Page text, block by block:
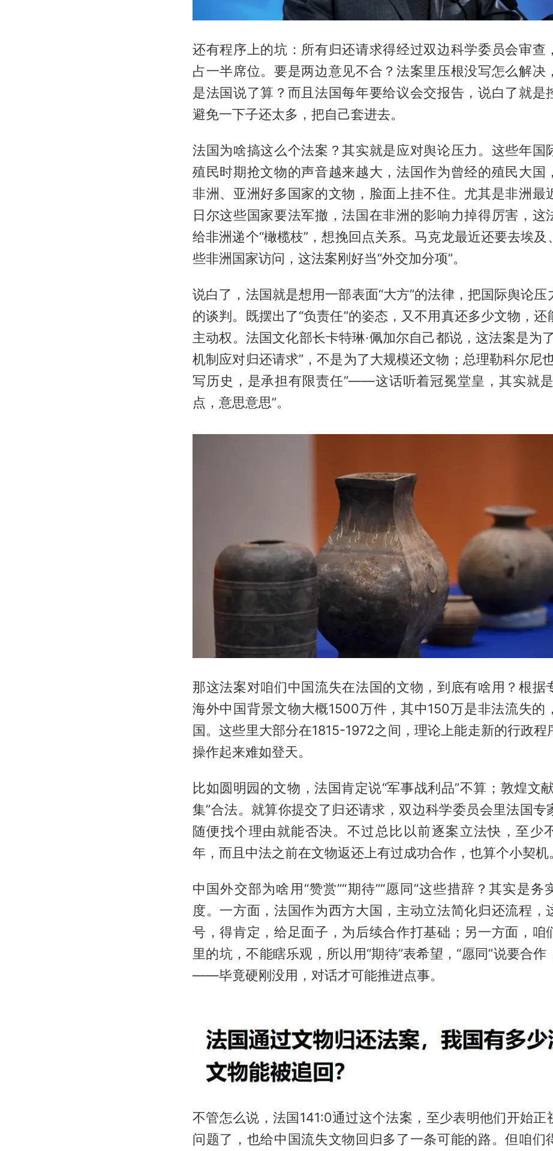
还有程序上的坑：所有归还请求得经过双边科学委员会审查
占一半席位。要是两边意见不合？法案里压根没写怎么解决
是法国说了算？而且法国每年要给议会交报告，说白了就是
避免一下子还太多，把自己套进去。
法国为啥搞这么个法案？其实就是应对舆论压力。这些年国
殖民时期抢文物的声音越来越大，法国作为曾经的殖民大国
非洲、亚洲好多国家的文物，脸面上挂不住。尤其是非洲最
日尔这些国家要法军撤，法国在非洲的影响力掉得厉害，这
给非洲递个“橄榄枝”，想挽回点关系。马克龙最近还要去埃及
些非洲国家访问，这法案刚好当“外交加分项”。
说白了，法国就是想用一部表面“大方”的法律，把国际舆论压
的谈判。既摆出了“负责任”的姿态，又不用真还多少文物，还
主动权。法国文化部长卡特琳·佩加尔自己都说，这法案是为
机制应对归还请求”，不是为了大规模还文物；总理勒科尔尼
写历史，是承担有限责任”——这话听着冠冕堂皇，其实就
点，意思意思”。
那这法案对咱们中国流失在法国的文物，到底有啥用？根据
海外中国背景文物大概1500万件，其中150万是非法流失的
国。这些里大部分在1815-1972之间，理论上能走新的行政程
操作起来难如登天。
比如圆明园的文物，法国肯定说“军事战利品”不算；敦煌文
集”合法。就算你提交了归还请求，双边科学委员会里法国专
随便找个理由就能否决。不过总比以前逐案立法快，至少
年，而且中法之前在文物返还上有过成功合作，也算个小契机
中国外交部为啥用“赞赏”“期待”“愿同”这些措辞？其实是务
度。一方面，法国作为西方大国，主动立法简化归还流程，
号，得肯定，给足面子，为后续合作打基础；另一方面，咱
里的坑，不能瞎乐观，所以用“期待”表希望，“愿同”说要合作
——毕竟硬刚没用，对话才可能推进点事。
不管怎么说，法国141:0通过这个法案，至少表明他们开始正
问题了，也给中国流失文物回归多了一条可能的路。但咱们